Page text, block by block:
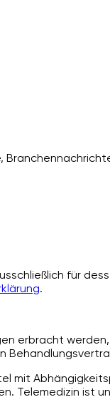
für
.
erbracht
mit
Telemedizin ist